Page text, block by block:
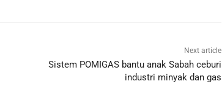
Next article
Sistem POMIGAS bantu anak Sabah ceburi
industri minyak dan gas